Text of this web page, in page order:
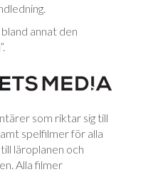
annat den
som riktar sig till
spelfilmer för alla
läroplanen och
Alla filmer